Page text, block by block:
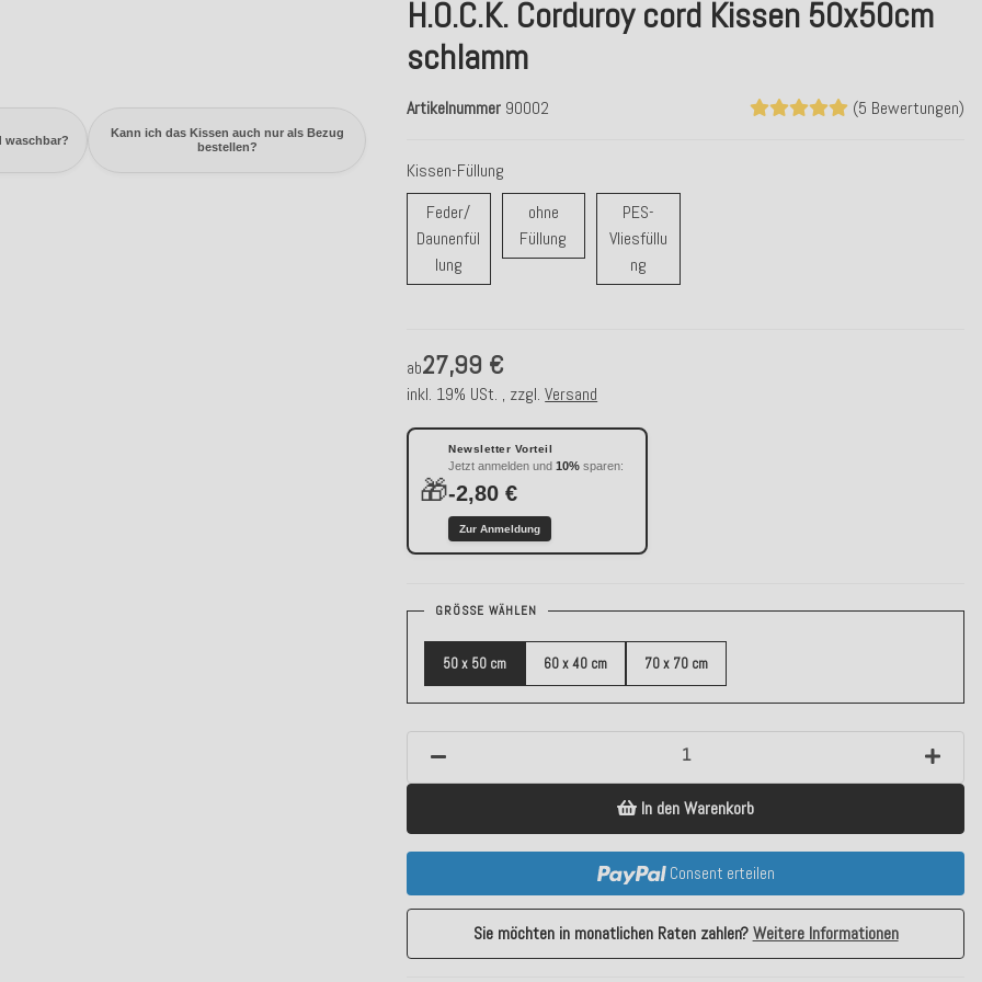
waschbar?
Kann ich das Kissen auch nur als Bezug
bestellen?
H.O.C.K. Corduroy cord Kissen 50x50cm
schlamm
(5 Bewertungen)
Artikelnummer 90002
Kissen-Füllung
Feder/
Daunenfül
lungFeder/ Daunenfüllung
ohne
Füllung ohne Füllung
PES-
Vliesfüllu
ngPES-Vliesfüllung
ab27,99 €
inkl. 19% USt. , zzgl.Versand
🎁
Newsletter Vorteil
Jetzt anmelden und10% sparen:
-2,80 €
Zur Anmeldung
GRÖSSE WÄHLEN
50 x 50 cm 60 x 40 cm 70 x 70 cm
In den Warenkorb
Consent erteilen
Sie möchten in monatlichen Raten zahlen?Weitere Informationen